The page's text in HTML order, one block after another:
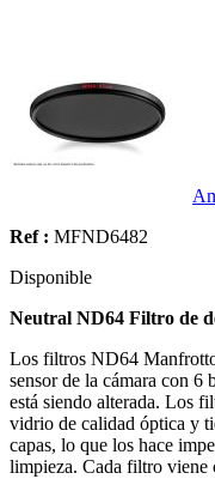
Ref : MFND6482
Disponible
Neutral ND64 Filtro de
Los filtros ND64
sensor de la cámara con 6
está siendo alterada. Los
vidrio de calidad óptica y
capas, lo que los hace
limpieza. Cada filtro viene